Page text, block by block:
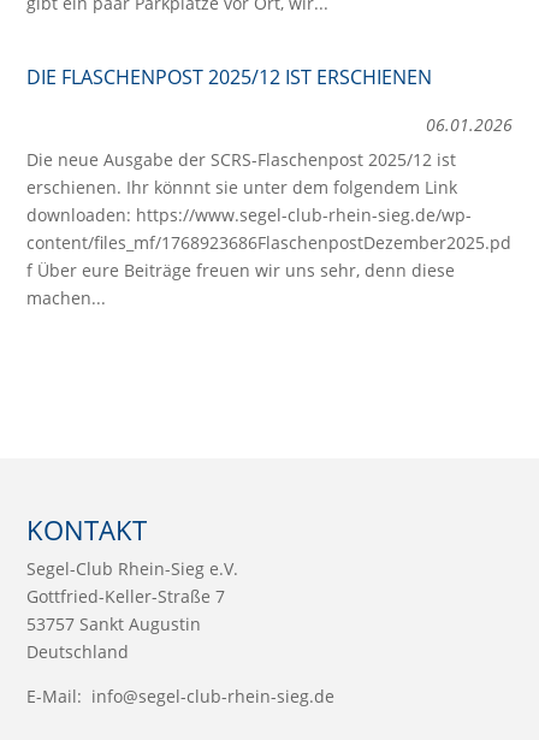
DIE FLASCHENPOST 2025/12 IST ERSCHIENEN
06.01.2026
Die neue Ausgabe der SCRS-Flaschenpost 2025/12 ist
erschienen. Ihr könnnt sie unter dem folgendem Link
downloaden: https://www.segel-club-rhein-sieg.de/wp-
content/files_mf/1768923686FlaschenpostDezember2025.pd
f Über eure Beiträge freuen wir uns sehr, denn diese
machen...
KONTAKT
Segel-Club Rhein-Sieg e.V.
Gottfried-Keller-Straße 7
53757 Sankt Augustin
Deutschland
E-Mail: info@segel-club-rhein-sieg.de